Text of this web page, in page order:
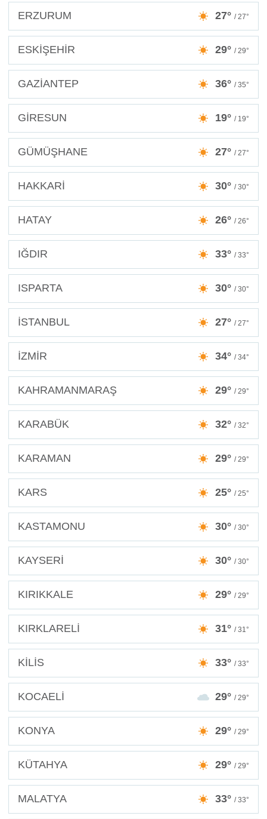
ERZURUM 27° / 27°
ESKİŞEHİR 29° / 29°
GAZİANTEP 36° / 35°
GİRESUN 19° / 19°
GÜMÜŞHANE 27° / 27°
HAKKARİ 30° / 30°
HATAY 26° / 26°
IĞDIR 33° / 33°
ISPARTA 30° / 30°
İSTANBUL 27° / 27°
İZMİR 34° / 34°
KAHRAMANMARAŞ 29° / 29°
KARABÜK 32° / 32°
KARAMAN 29° / 29°
KARS 25° / 25°
KASTAMONU 30° / 30°
KAYSERİ 30° / 30°
KIRIKKALE 29° / 29°
KIRKLARELİ 31° / 31°
KİLİS 33° / 33°
KOCAELİ 29° / 29°
KONYA 29° / 29°
KÜTAHYA 29° / 29°
MALATYA 33° / 33°